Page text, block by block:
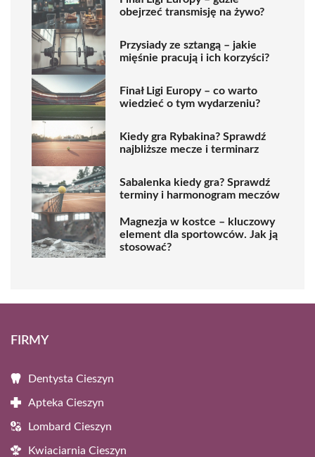
obejrzeć transmisję na żywo?
Przysiady ze sztangą – jakie
mięśnie pracują i ich korzyści?
Finał Ligi Europy – co warto
wiedzieć o tym wydarzeniu?
Kiedy gra Rybakina? Sprawdź
najbliższe mecze i terminarz
Sabalenka kiedy gra? Sprawdź
terminy i harmonogram meczów
Magnezja w kostce – kluczowy
element dla sportowców. Jak ją
stosować?
FIRMY
Dentysta Cieszyn
Apteka Cieszyn
Lombard Cieszyn
Kwiaciarnia Cieszyn